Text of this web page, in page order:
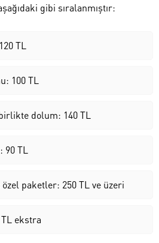
gibi sıralanmıştır:
TL
100 TL
dolum: 140 TL
TL
paketler: 250 TL ve üzeri
TL ekstra